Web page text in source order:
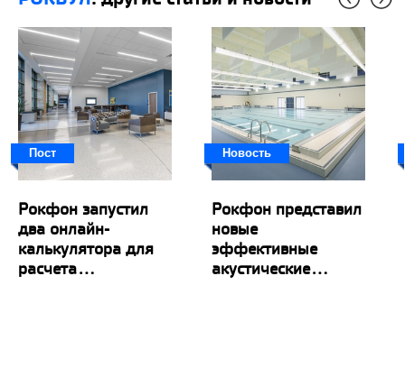
Пост
Рокфон запустил
два онлайн-
калькулятора для
расчета...
Новость
Рокфон представил
новые
эффективные
акустические...